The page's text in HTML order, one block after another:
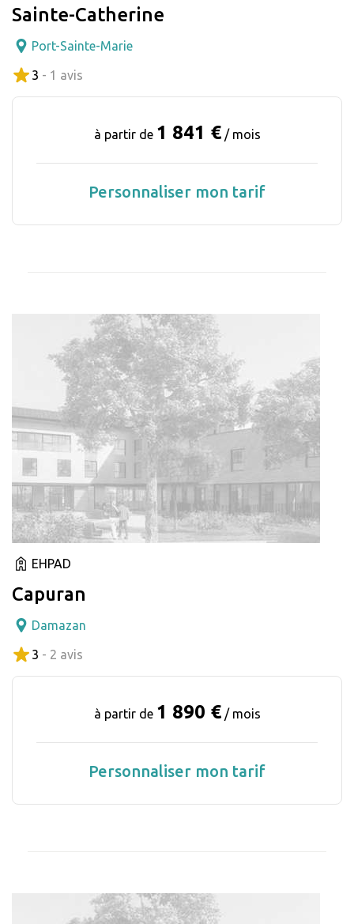
Sainte-Catherine
Port-Sainte-Marie
3 - 1 avis
à partir de 1 841 € / mois
Personnaliser mon tarif
EHPAD
Capuran
Damazan
3 - 2 avis
à partir de 1 890 € / mois
Personnaliser mon tarif